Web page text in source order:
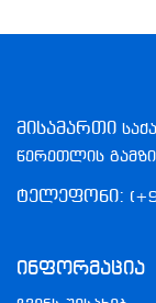
მისამართი
წერეთლის
ტელეფონი:
Ინფორმაცია